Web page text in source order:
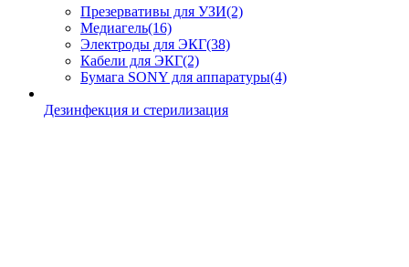
Презервативы для УЗИ(2)
Медиагель(16)
Электроды для ЭКГ(38)
Кабели для ЭКГ(2)
Бумага SONY для аппаратуры(4)
Дезинфекция и стерилизация